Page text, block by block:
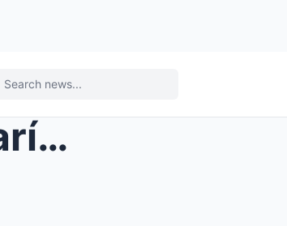
Impactante revelación: Rosa María Vázquez, ícono